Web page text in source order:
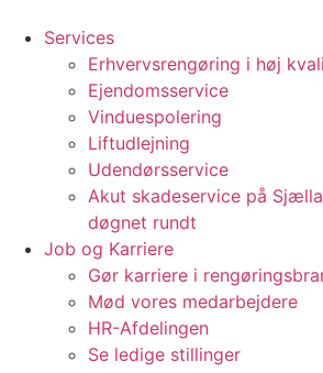
Services
Erhvervsrengøring i høj
Ejendomsservice
Vinduespolering
Liftudlejning
Udendørsservice
Akut skadeservice på
døgnet rundt
Job og Karriere
Gør karriere i
Mød vores medarbejdere
HR-Afdelingen
Se ledige stillinger